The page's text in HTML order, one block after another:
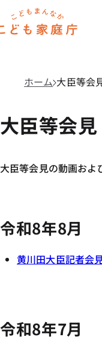
本文へ移動
ホーム 大臣等会
大臣等会見
大臣等会見の動画およ
令和8年8月
黄川田大臣記者会
令和8年7月